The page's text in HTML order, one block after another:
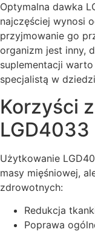
Optymalna dawka
najczęściej wynosi
przyjmowanie go
organizm jest inny,
suplementacji
specjalistą w
Korzyści
LGD4033
Użytkowanie
masy mięśniowej,
zdrowotnych:
Redukcja
Poprawa